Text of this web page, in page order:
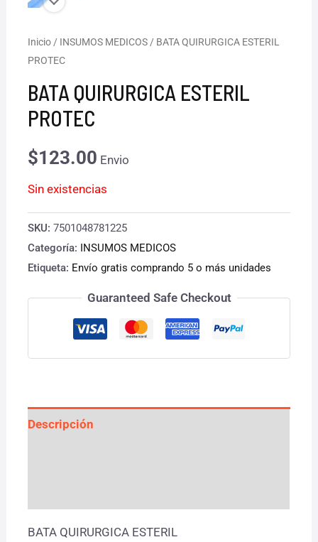
Inicio / INSUMOS MEDICOS / BATA QUIRURGICA ESTERIL
PROTEC
BATA QUIRURGICA ESTERIL
PROTEC
$123.00 Envio
Sin existencias
SKU:7501048781225
Categoría:
INSUMOS MEDICOS
Etiqueta: Envío gratis comprando 5 o más unidades
Guaranteed Safe Checkout
Descripción
BATA QUIRURGICA ESTERIL